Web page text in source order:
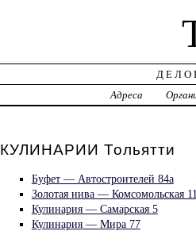
Адреса
КУЛИНАРИИ Тольятти
Буфет — Автостроителей 84а
Золотая нива — Комсомольская
Кулинария — Самарская 5
Кулинария — Мира 77